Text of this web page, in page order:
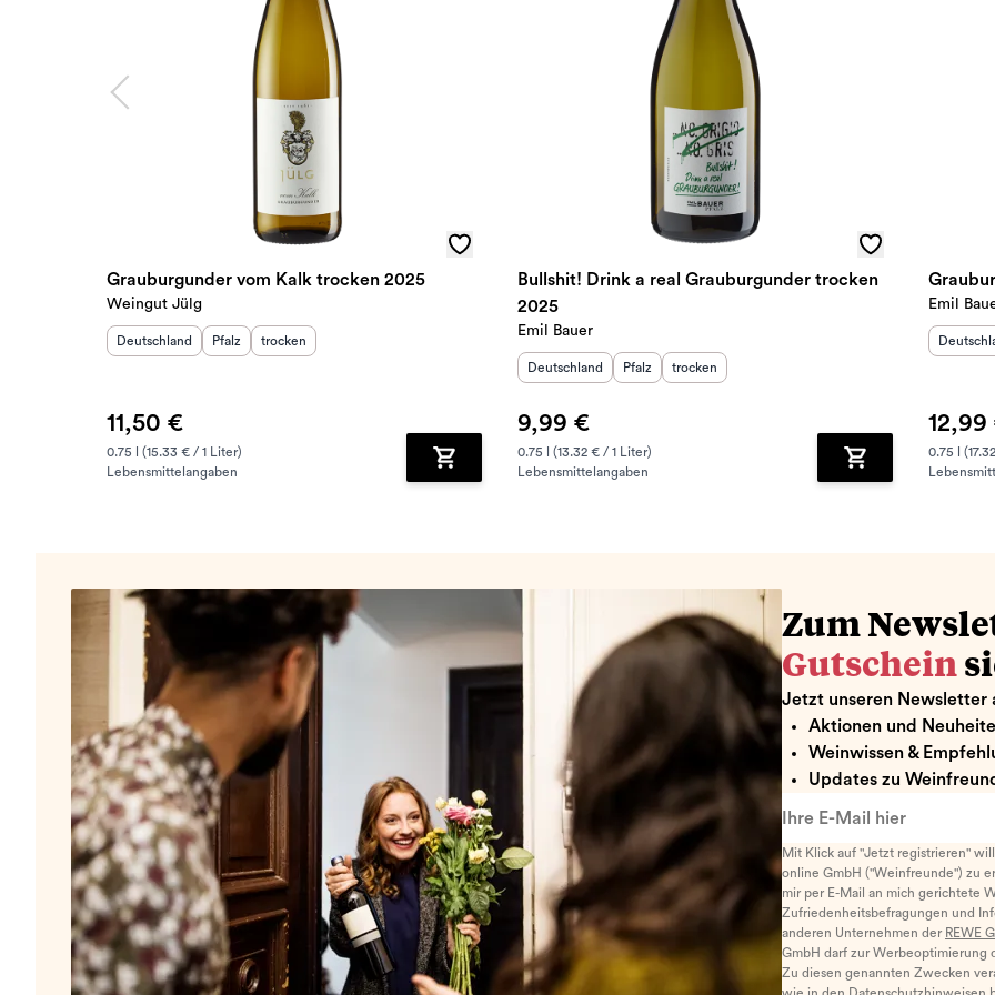
Grauburgunder vom Kalk trocken 2025
Weingut Jülg
Herkunftsland
Deutschland Herkunftsregion
Pfalz Geschmack
trocken
11,50 €
0.75 l (15.33 € / 1 Liter)
Lebensmittelangaben
Zum Warenkorb hinzufügen
Bullshit! Drink a real Grauburgunder trocken
2025
Emil Bauer
Herkunftsland
Deutschland Herkunftsregion
Pfalz Geschmack
trocken
9,99 €
0.75 l (13.32 € / 1 Liter)
Lebensmittelangaben
Zum Warenkorb
Emil
12,99
0.75 l
Zum
Gutschein
Jetzt unseren Newsletter
Aktionen und
Weinwissen &
Updates zu
Mit Klick auf "Jetzt registrieren"
online GmbH ("Weinfreunde") zu
mir per E-Mail an mich gerichtete
Zufriedenheitsbefragungen und
anderen Unternehmen der REWE
GmbH darf zur Werbeoptimierung
Zu diesen genannten Zwecken